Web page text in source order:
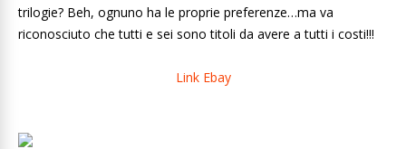
trilogie? Beh, ognuno ha le proprie preferenze…ma va
riconosciuto che tutti e sei sono titoli da avere a tutti i costi!!!
Link Ebay